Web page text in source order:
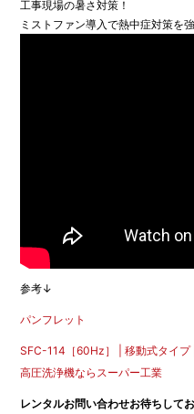
c itte
工事現場の暑さ対策！
ミストファン導入で熱中症対策を
参考↓
パンフレット
SFC-114［60Hz］ | 移動式タイプ
高圧洗浄機ならスーパー工業
レンタルお問い合わせお待ちしてお